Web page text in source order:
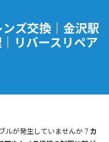
ズ交換｜金沢駅
リバースリペア
ルが発生していませんか？ カ